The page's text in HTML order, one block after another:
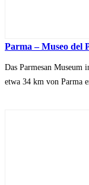
Parma – Museo del
Das Parmesan Museum
etwa 34 km von Parma